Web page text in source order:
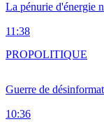
La pénurie d'énergie
11:38
Guerre de
10:36
PROPOLITIQUE